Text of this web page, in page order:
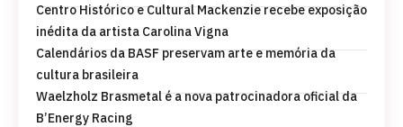
Centro Histórico e Cultural Mackenzie recebe exposição
inédita da artista Carolina Vigna
Calendários da BASF preservam arte e memória da
cultura brasileira
Waelzholz Brasmetal é a nova patrocinadora oficial da
B’Energy Racing